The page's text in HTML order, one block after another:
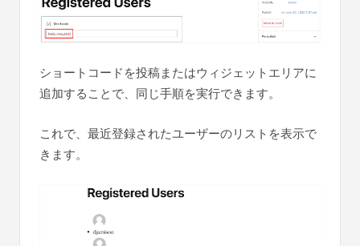
ショートコードを投稿またはウィジェットエリアに
追加することで、同じ手順を実行できます。
これで、最近登録されたユーザーのリストを表示で
きます。